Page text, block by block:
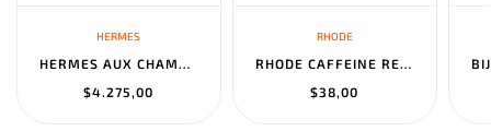
HERMES
HERMES AUX CHAMPS EN FLEURS" PANTS NOIR
$4.275,00
RHODE
RHODE CAFFEINE RESET SCULPTING CREAM MASK
$38,00